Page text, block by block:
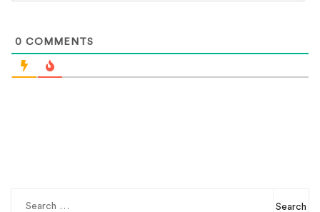
0 COMMENTS
Search